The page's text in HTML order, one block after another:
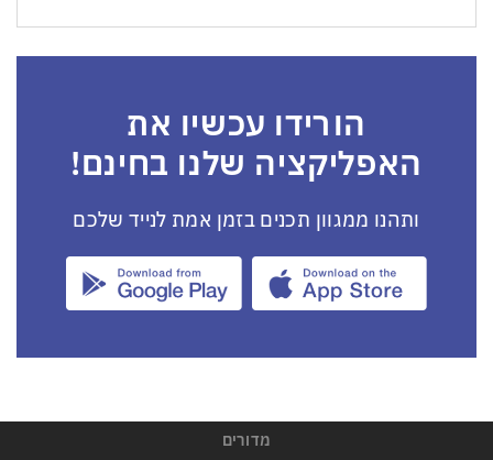
הורידו עכשיו את
האפליקציה שלנו בחינם!
ותהנו ממגוון תכנים בזמן אמת לנייד שלכם
מדורים